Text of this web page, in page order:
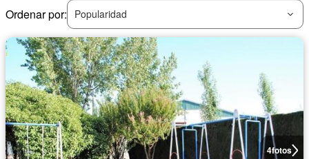
Ordenar por:
Popularidad
4fotos